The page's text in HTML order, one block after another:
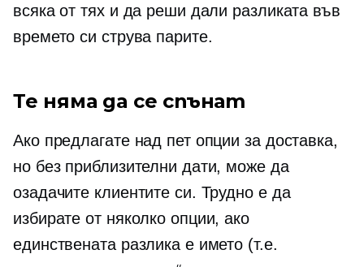
всяка от тях и да реши дали разликата във
времето си струва парите.
Те няма да се спънат
Ако предлагате над пет опции за доставка,
но без приблизителни дати, може да
озадачите клиентите си. Трудно е да
избирате от няколко опции, ако
единствената разлика е името (т.е.